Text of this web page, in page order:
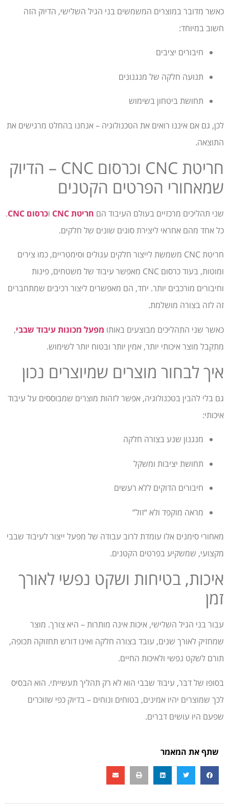
כאשר מדובר במוצרים המשמשים בני הגיל השלישי, הדיוק הזה
חשוב במיוחד:
חיבורים יציבים
תנועה חלקה של מנגנונים
תחושת ביטחון בשימוש
לכן, גם אם איננו רואים את הטכנולוגיה – אנחנו בהחלט מרגישים את
התוצאה.
חריטת CNC וכרסום CNC – הדיוק
שמאחורי הפרטים הקטנים
שני תהליכים מרכזיים בעולם העיבוד הם חריטת CNC וכרסום CNC
.
כל אחד מהם אחראי ליצירת סוגים שונים של חלקים.
חריטת CNC משמשת לייצור חלקים עגולים וסימטריים, כמו צירים
ומוטות, בעוד כרסום CNC מאפשר עיבוד של משטחים, פינות
וחיבורים מורכבים יותר. יחד, הם מאפשרים ליצור רכיבים שמתחברים
זה לזה בצורה מושלמת.
כאשר שני התהליכים מבוצעים באותו מפעל מכונות עיבוד שבבי,
מתקבל מוצר איכותי יותר, אמין יותר ובטוח יותר לשימוש.
איך לבחור מוצרים שמיוצרים נכון
גם בלי להבין בטכנולוגיה, אפשר לזהות מוצרים שמבוססים על עיבוד
איכותי:
מנגנון שנע בצורה חלקה
תחושת יציבות ומשקל
חיבורים הדוקים ללא רעשים
מראה מוקפד ולא “זול”
מאחורי סימנים אלו עומדת לרוב עבודה של מפעל ייצור לעיבוד שבבי
מקצועי, שמשקיע בפרטים הקטנים.
איכות, בטיחות ושקט נפשי לאורך
זמן
עבור בני הגיל השלישי, איכות אינה מותרות – היא צורך. מוצר
שמחזיק לאורך שנים, עובד בצורה חלקה ואינו דורש תחזוקה תכופה,
תורם לשקט נפשי ולאיכות החיים.
בסופו של דבר, עיבוד שבבי הוא לא רק תהליך תעשייתי. הוא הבסיס
לכך שמוצרים יהיו אמינים, בטוחים ונוחים – בדיוק כפי שזוכרים
שפעם היו עושים דברים.
שתף את המאמר